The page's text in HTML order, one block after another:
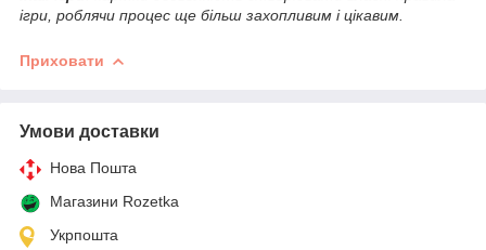
ігри, роблячи процес ще більш захопливим і цікавим.
Приховати
Умови доставки
Нова Пошта
Магазини Rozetka
Укрпошта